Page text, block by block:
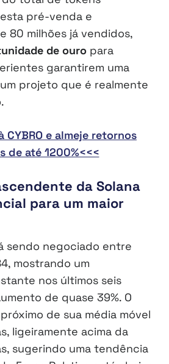
pré-venda e
80 milhões já vendidos,
de ouro para
garantirem uma
projeto que é realmente
CYBRO e almeje retornos
de até 1200%<<<
da Solana
para um maior
sendo negociado entre
mostrando um
nos últimos seis
de quase 39%. O
de sua média móvel
ligeiramente acima da
sugerindo uma tendência